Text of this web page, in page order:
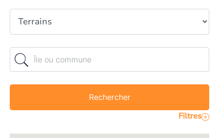
Île ou commune
Rechercher
Filtres